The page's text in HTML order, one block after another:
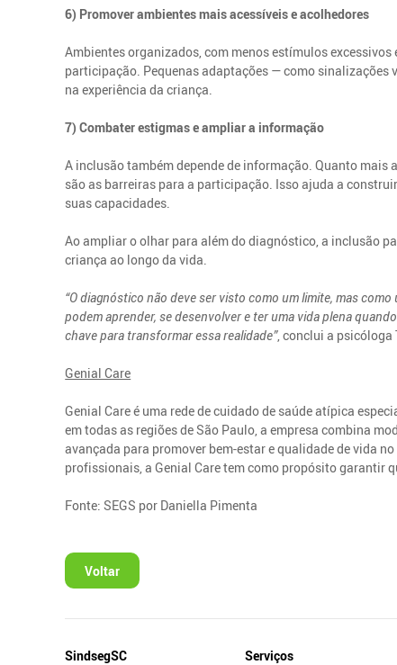
6) Promover ambientes mais acessíveis e acolhedores
Ambientes organizados, com menos estímulos
participação. Pequenas adaptações — como
na experiência da criança.
7) Combater estigmas e ampliar a informação
A inclusão também depende de informação. Quanto mais
são as barreiras para a participação. Isso ajuda a
suas capacidades.
Ao ampliar o olhar para além do diagnóstico, a inclusão
criança ao longo da vida.
“O diagnóstico não deve ser visto como um limite, mas
podem aprender, se desenvolver e ter uma vida plena
chave para transformar essa realidade”, conclui a psicóloga
Genial Care
Genial Care é uma rede de cuidado de saúde atípica
em todas as regiões de São Paulo, a empresa combina
avançada para promover bem-estar e qualidade de vida
profissionais, a Genial Care tem como propósito garantir
Fonte: SEGS por Daniella Pimenta
Voltar
Mapa
SindsegSC Serviços